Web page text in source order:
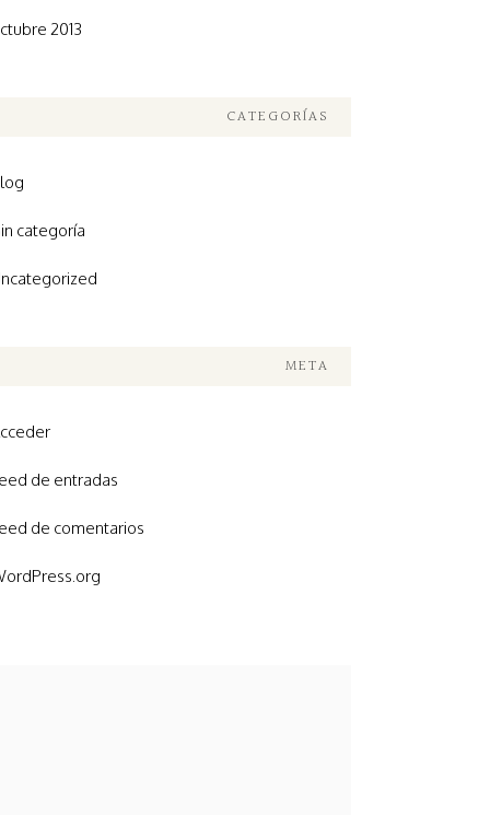
2013
CATEGORÍAS
categoría
META
de entradas
de comentarios